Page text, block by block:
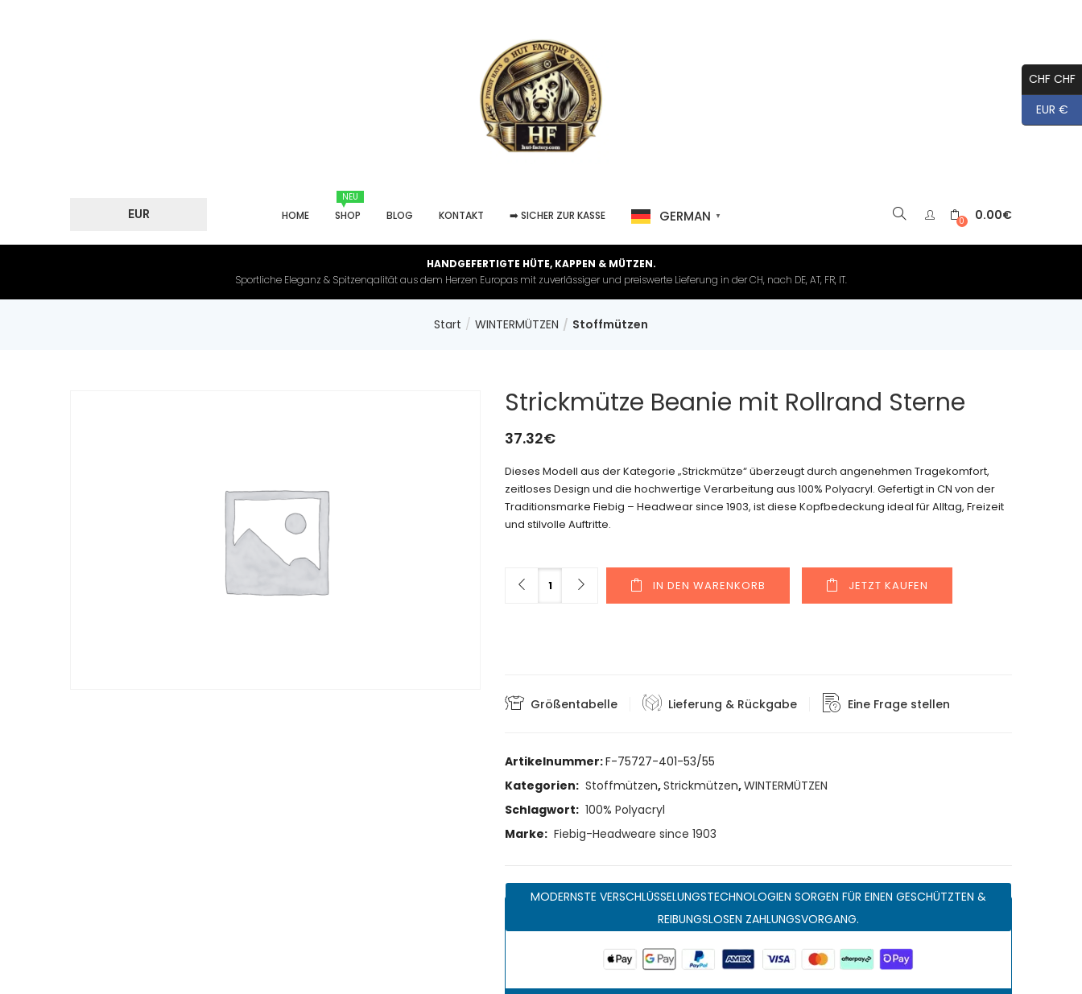
EUR HOME
NEU
SHOP BLOG KONTAKT ➡️ SICHER ZUR KASSE GERMAN ▼ 0 0.00€
HANDGEFERTIGTE HÜTE, KAPPEN & MÜTZEN.
Sportliche Eleganz & Spitzenqalität aus dem Herzen Europas mit zuverlässiger und preiswerte Lieferung in der CH, nach DE, AT, FR, IT.
Start WINTERMÜTZEN Stoffmützen
Strickmütze Beanie mit Rollrand Sterne
37.32€
Dieses Modell aus der Kategorie „Strickmütze“ überzeugt durch angenehmen Tragekomfort,
zeitloses Design und die hochwertige Verarbeitung aus 100% Polyacryl. Gefertigt in CN von der
Traditionsmarke Fiebig – Headwear since 1903, ist diese Kopfbedeckung ideal für Alltag, Freizeit
und stilvolle Auftritte.
Menge
IN DEN WARENKORB JETZT KAUFEN
Größentabelle Lieferung & Rückgabe Eine Frage stellen
Artikelnummer:F-75727-401-53/55
Kategorien: Stoffmützen,Strickmützen,WINTERMÜTZEN
Schlagwort: 100% Polyacryl
Marke: Fiebig-Headweare since 1903
MODERNSTE VERSCHLÜSSELUNGSTECHNOLOGIEN SORGEN FÜR EINEN GESCHÜTZTEN &
REIBUNGSLOSEN ZAHLUNGSVORGANG.
CHF CHF
EUR €